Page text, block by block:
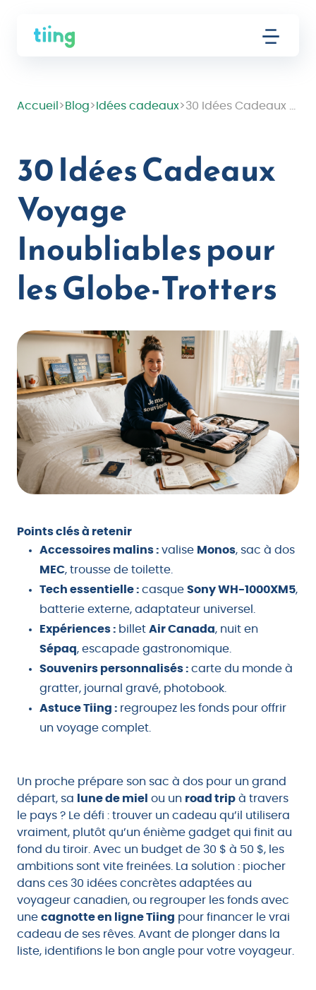
Accueil > Blog> Idées cadeaux>
30 Idées Cadeaux
Voyage
Inoubliables pour
les Globe-Trotters
Points clés à retenir
Accessoires malins : valise Monos, sac à dos
MEC, trousse de toilette.
Tech essentielle : casque Sony WH-1000XM5,
batterie externe, adaptateur universel.
Expériences : billet Air Canada, nuit en
Sépaq, escapade gastronomique.
Souvenirs personnalisés : carte du monde à
gratter, journal gravé, photobook.
Astuce Tiing : regroupez les fonds pour offrir
un voyage complet.
Un proche prépare son sac à dos pour un grand
départ, sa
lune de miel ou un road trip à travers
le pays ? Le défi : trouver un cadeau qu’il utilisera
vraiment, plutôt qu’un énième gadget qui finit au
fond du tiroir. Avec un budget de 30 $ à 50 $, les
ambitions sont vite freinées. La solution : piocher
dans ces 30 idées concrètes adaptées au
voyageur canadien, ou regrouper les fonds avec
une cagnotte en ligne Tiing pour financer le vrai
cadeau de ses rêves. Avant de plonger dans la
liste, identifions le bon angle pour votre voyageur.